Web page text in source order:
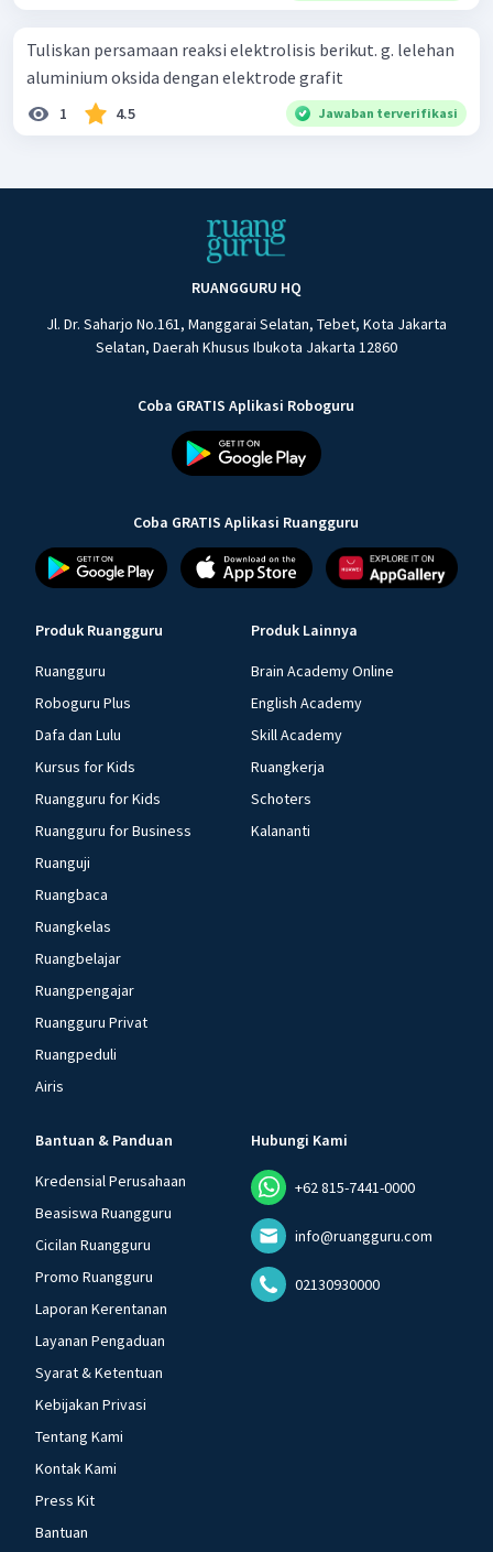
Tuliskan persamaan reaksi elektrolisis berikut. g. lelehan
aluminium oksida dengan elektrode grafit
1 4.5 Jawaban terverifikasi
RUANGGURU HQ
Jl. Dr. Saharjo No.161, Manggarai Selatan, Tebet, Kota Jakarta
Selatan, Daerah Khusus Ibukota Jakarta 12860
Coba GRATIS Aplikasi Roboguru
Coba GRATIS Aplikasi Ruangguru
Produk Ruangguru
Ruangguru
Roboguru Plus
Dafa dan Lulu
Kursus for Kids
Ruangguru for Kids
Ruangguru for Business
Ruanguji
Ruangbaca
Ruangkelas
Ruangbelajar
Ruangpengajar
Ruangguru Privat
Ruangpeduli
Airis
Produk Lainnya
Brain Academy Online
English Academy
Skill Academy
Ruangkerja
Schoters
Kalananti
Bantuan & Panduan
Kredensial Perusahaan
Beasiswa Ruangguru
Cicilan Ruangguru
Promo Ruangguru
Laporan Kerentanan
Layanan Pengaduan
Syarat & Ketentuan
Kebijakan Privasi
Tentang Kami
Kontak Kami
Press Kit
Bantuan
Hubungi Kami
+62 815-7441-0000
info@ruangguru.com
02130930000